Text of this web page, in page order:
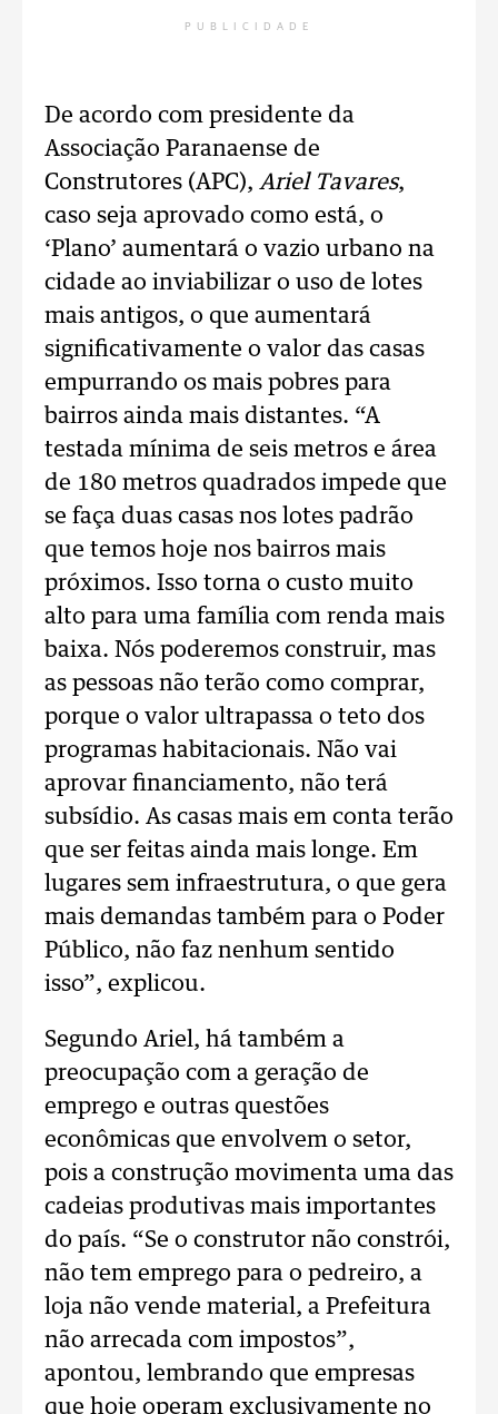
PUBLICIDADE
De acordo com presidente da
Associação Paranaense de
Construtores (APC), Ariel Tavares,
caso seja aprovado como está, o
‘Plano’ aumentará o vazio urbano na
cidade ao inviabilizar o uso de lotes
mais antigos, o que aumentará
significativamente o valor das casas
empurrando os mais pobres para
bairros ainda mais distantes. “A
testada mínima de seis metros e área
de 180 metros quadrados impede que
se faça duas casas nos lotes padrão
que temos hoje nos bairros mais
próximos. Isso torna o custo muito
alto para uma família com renda mais
baixa. Nós poderemos construir, mas
as pessoas não terão como comprar,
porque o valor ultrapassa o teto dos
programas habitacionais. Não vai
aprovar financiamento, não terá
subsídio. As casas mais em conta terão
que ser feitas ainda mais longe. Em
lugares sem infraestrutura, o que gera
mais demandas também para o Poder
Público, não faz nenhum sentido
isso”, explicou.
Segundo Ariel, há também a
preocupação com a geração de
emprego e outras questões
econômicas que envolvem o setor,
pois a construção movimenta uma das
cadeias produtivas mais importantes
do país. “Se o construtor não constrói,
não tem emprego para o pedreiro, a
loja não vende material, a Prefeitura
não arrecada com impostos”,
apontou, lembrando que empresas
que hoje operam exclusivamente no